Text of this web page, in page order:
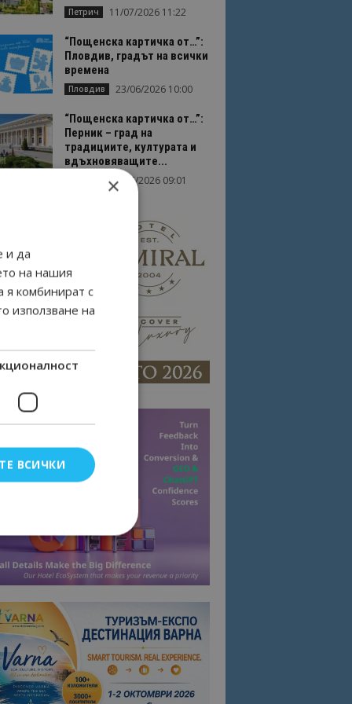
Петрич 11/07/2026 11:22
“Пощенска картичка от…”:
Пловдив, градът на всички
времена
Пловдив 23/06/2026 10:00
“Пощенска картичка от…”:
Перник – град на
традициите, културата и
вдъхновяващите...
17/06/2026 09:01
×
и да
на нашия
я комбинират с
използване на
ВСИЧКИ
влизане и
съгласието
на сайта.